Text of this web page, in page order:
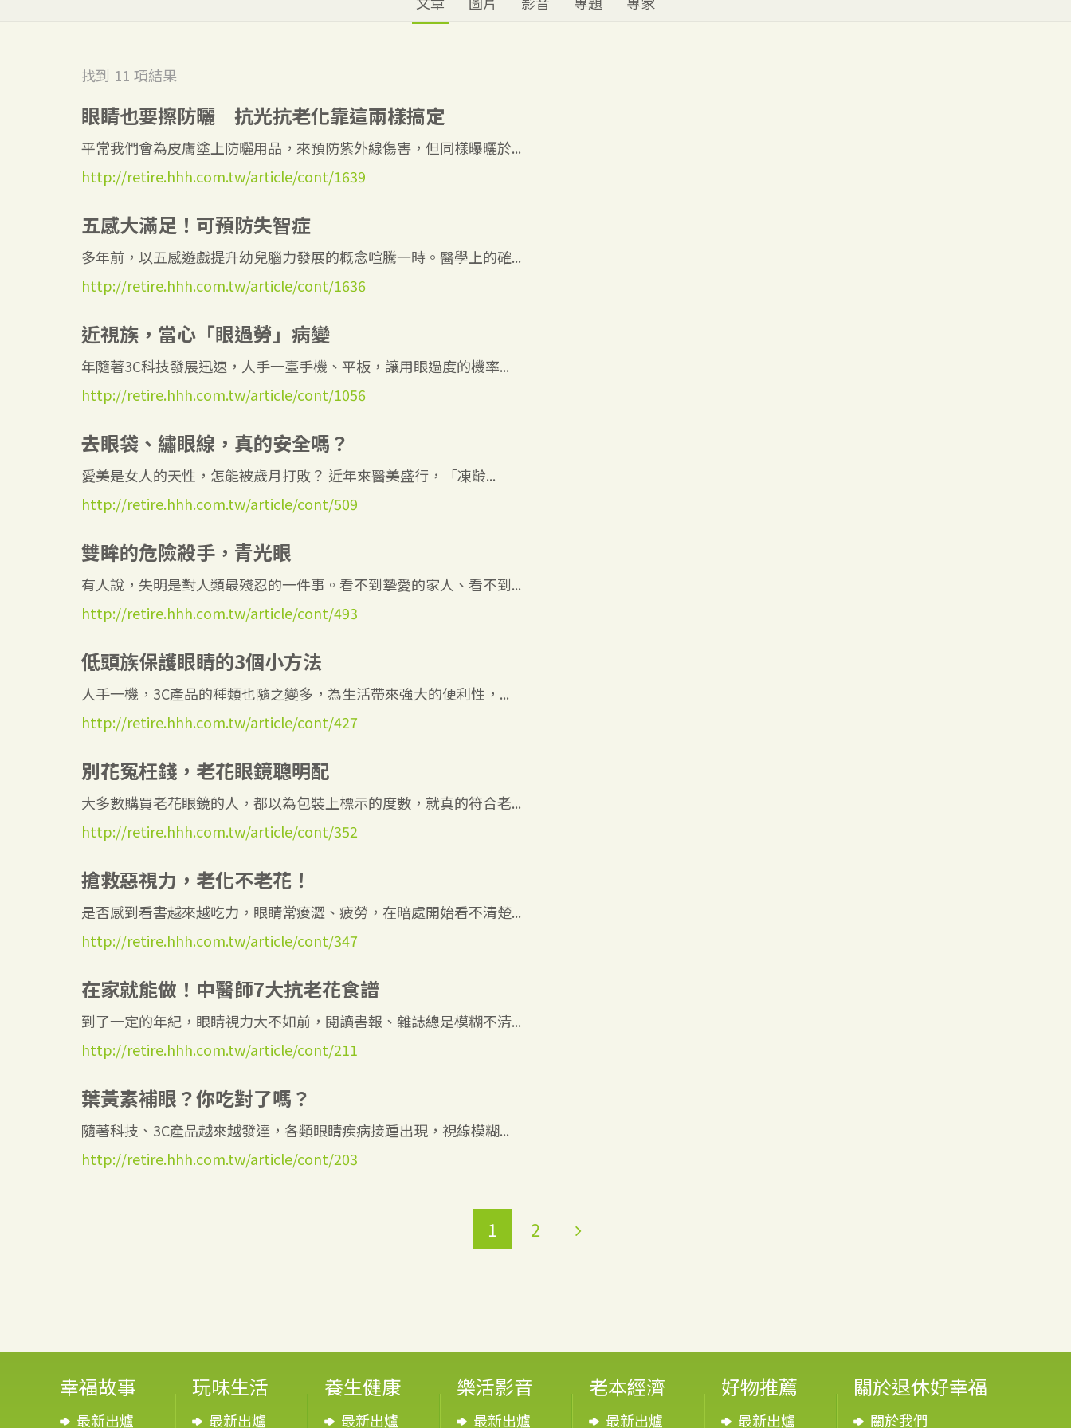
找到 11 項結果
眼睛也要擦防曬 抗光抗老化靠這兩樣搞定
平常我們會為皮膚塗上防曬用品，來預防紫外線傷害，但同樣曝曬於...
http://retire.hhh.com.tw/article/cont/1639
五感大滿足！可預防失智症
多年前，以五感遊戲提升幼兒腦力發展的概念喧騰一時。醫學上的確...
http://retire.hhh.com.tw/article/cont/1636
近視族，當心「眼過勞」病變
年隨著3C科技發展迅速，人手一臺手機、平板，讓用眼過度的機率...
http://retire.hhh.com.tw/article/cont/1056
去眼袋、繡眼線，真的安全嗎？
愛美是女人的天性，怎能被歲月打敗？ 近年來醫美盛行，「凍齡...
http://retire.hhh.com.tw/article/cont/509
雙眸的危險殺手，青光眼
有人說，失明是對人類最殘忍的一件事。看不到摯愛的家人、看不到...
http://retire.hhh.com.tw/article/cont/493
低頭族保護眼睛的3個小方法
人手一機，3C產品的種類也隨之變多，為生活帶來強大的便利性，...
http://retire.hhh.com.tw/article/cont/427
別花冤枉錢，老花眼鏡聰明配
大多數購買老花眼鏡的人，都以為包裝上標示的度數，就真的符合老...
http://retire.hhh.com.tw/article/cont/352
搶救惡視力，老化不老花！
是否感到看書越來越吃力，眼睛常痠澀、疲勞，在暗處開始看不清楚...
http://retire.hhh.com.tw/article/cont/347
在家就能做！中醫師7大抗老花食譜
到了一定的年紀，眼睛視力大不如前，閱讀書報、雜誌總是模糊不清...
http://retire.hhh.com.tw/article/cont/211
葉黃素補眼？你吃對了嗎？
隨著科技、3C產品越來越發達，各類眼睛疾病接踵出現，視線模糊...
http://retire.hhh.com.tw/article/cont/203
1 2
幸福故事
最新出爐
玩味生活
最新出爐
養生健康
最新出爐
樂活影音
最新出爐
老本經濟
最新出爐
好物推薦
最新出爐
關於退休好幸福
關於我們